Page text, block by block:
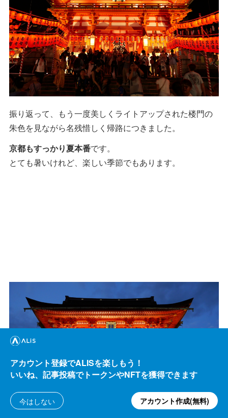
振り返って、もう一度美しくライトアップされた楼門の
朱色を見ながら名残惜しく帰路につきました。
京都もすっかり夏本番です。
とても暑いけれど、楽しい季節でもあります。
アカウント登録でALISを楽しもう！
いいね、記事投稿でトークンやNFTを獲得できます
今はしない アカウント作成(無料)